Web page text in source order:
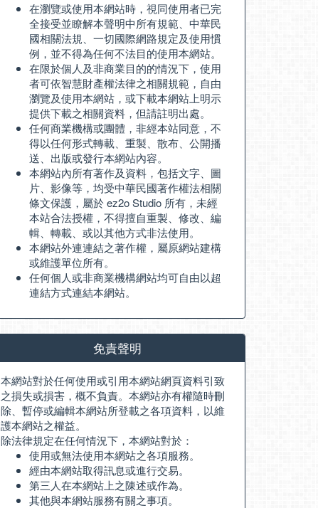
在瀏覽或使用本網站時，視同使用者已完
全接受並瞭解本聲明中所有規範、中華民
國相關法規、一切國際網路規定及使用慣
例，並不得為任何不法目的使用本網站。
在限於個人及非商業目的的情況下，使用
者可依智慧財產權法律之相關規範，自由
瀏覽及使用本網站，或下載本網站上明示
提供下載之相關資料，但請註明出處。
任何商業機構或團體，非經本站同意，不
得以任何形式轉載、重製、散布、公開播
送、出版或發行本網站內容。
本網站內所有著作及資料，包括文字、圖
片、影像等，均受中華民國著作權法相關
條文保護，屬於 ez2o Studio 所有，未經
本站合法授權，不得擅自重製、修改、編
輯、轉載、或以其他方式非法使用。
本網站外連連結之著作權，屬原網站建構
或維護單位所有。
任何個人或非商業機構網站均可自由以超
連結方式連結本網站。
免責聲明
本網站對於任何使用或引用本網站網頁資料引致
之損失或損害，概不負責。本網站亦有權隨時刪
除、暫停或編輯本網站所登載之各項資料，以維
護本網站之權益。
除法律規定在任何情況下，本網站對於：
使用或無法使用本網站之各項服務。
經由本網站取得訊息或進行交易。
第三人在本網站上之陳述或作為。
其他與本網站服務有關之事項。